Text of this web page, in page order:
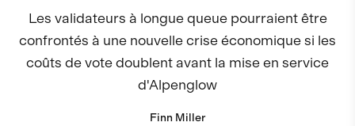
Les validateurs à longue queue pourraient être
confrontés à une nouvelle crise économique si les
coûts de vote doublent avant la mise en service
d'Alpenglow
Finn Miller